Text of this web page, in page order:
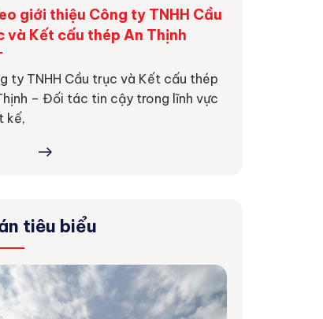
giới thiệu Công ty TNHH Cầu
và Kết cấu thép An Thịnh
ty TNHH Cầu trục và Kết cấu thép
– Đối tác tin cậy trong lĩnh vực
kế,
tiêu biểu